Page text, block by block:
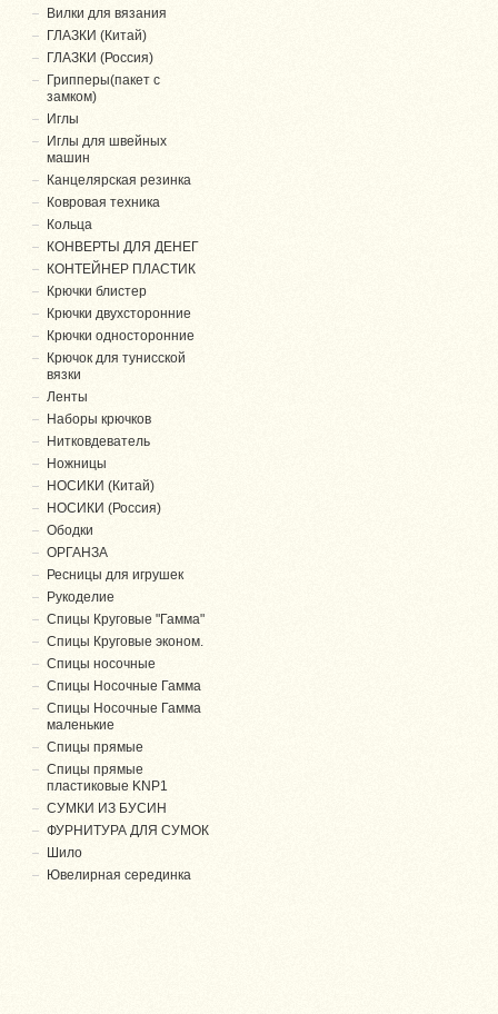
Вилки для вязания
ГЛАЗКИ (Китай)
ГЛАЗКИ (Россия)
Грипперы(пакет с
замком)
Иглы
Иглы для швейных
машин
Канцелярская резинка
Ковровая техника
Кольца
КОНВЕРТЫ ДЛЯ ДЕНЕГ
КОНТЕЙНЕР ПЛАСТИК
Крючки блистер
Крючки двухсторонние
Крючки односторонние
Крючок для тунисской
вязки
Ленты
Наборы крючков
Нитковдеватель
Ножницы
НОСИКИ (Китай)
НОСИКИ (Россия)
Ободки
ОРГАНЗА
Ресницы для игрушек
Рукоделие
Спицы Круговые "Гамма"
Спицы Круговые эконом.
Спицы носочные
Спицы Носочные Гамма
Спицы Носочные Гамма
маленькие
Спицы прямые
Спицы прямые
пластиковые KNP1
СУМКИ ИЗ БУСИН
ФУРНИТУРА ДЛЯ СУМОК
Шило
Ювелирная серединка